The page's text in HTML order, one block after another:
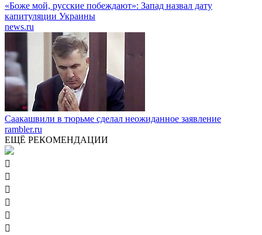
«Боже мой, русские побеждают»: Запад назвал дату
капитуляции Украины
news.ru
Саакашвили в тюрьме сделал неожиданное заявление
rambler.ru
ЕЩЁ РЕКОМЕНДАЦИИ





